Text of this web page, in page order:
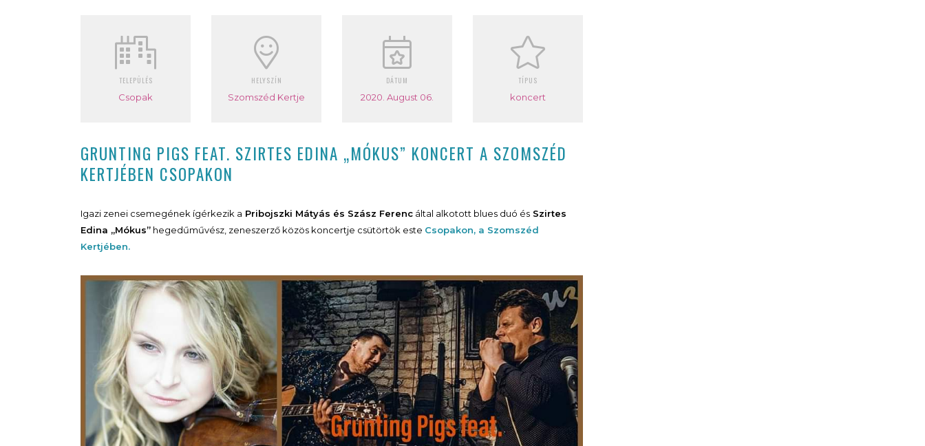
TELEPÜLÉS
Csopak
HELYSZÍN
Szomszéd Kertje
DÁTUM
2020. August 06.
TÍPUS
koncert
GRUNTING PIGS FEAT. SZIRTES EDINA „MÓKUS” KONCERT A SZOMSZÉD
KERTJÉBEN CSOPAKON
Igazi zenei csemegének ígérkezik a Pribojszki Mátyás és Szász Ferenc által alkotott blues duó és Szirtes
Edina „Mókus” hegedűművész, zeneszerző közös koncertje csütörtök este Csopakon, a Szomszéd
Kertjében.